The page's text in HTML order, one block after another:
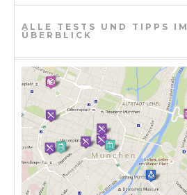
ALLE TESTS UND TIPPS IM
ÜBERBLICK